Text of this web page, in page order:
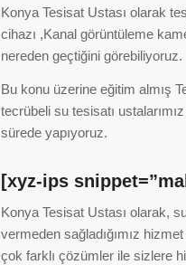
Konya Tesisat Ustası olarak
cihazı ,Kanal görüntüleme
nereden geçtiğini görebiliyoruz.
Bu konu üzerine eğitim almış
tecrübeli su tesisatı
sürede yapıyoruz.
[xyz-ips
Konya Tesisat Ustası olarak,
vermeden sağladığımız
çok farklı çözümler ile sizlere